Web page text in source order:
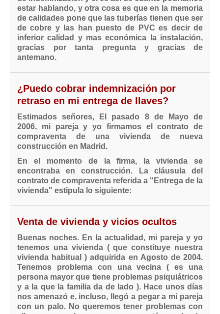
estar hablando, y otra cosa es que en la memoria
de calidades pone que las tuberías tienen que ser
de cobre y las han puesto de PVC es decir de
inferior calidad y mas económica la instalación,
gracias por tanta pregunta y gracias de
antemano.
¿Puedo cobrar indemnización por
retraso en mi entrega de llaves?
Estimados señores, El pasado 8 de Mayo de
2006, mi pareja y yo firmamos el contrato de
compraventa de una vivienda de nueva
construcción en Madrid.
En el momento de la firma, la vivienda se
encontraba en construcción. La cláusula del
contrato de compraventa referida a "Entrega de la
vivienda" estipula lo siguiente:
Venta de vivienda y vicios ocultos
Buenas noches. En la actualidad, mi pareja y yo
tenemos una vivienda ( que constituye nuestra
vivienda habitual ) adquirida en Agosto de 2004.
Tenemos problema con una vecina ( es una
persona mayor que tiene problemas psiquiátricos
y a la que la familia da de lado ). Hace unos días
nos amenazó e, incluso, llegó a pegar a mi pareja
con un palo. No queremos tener problemas con